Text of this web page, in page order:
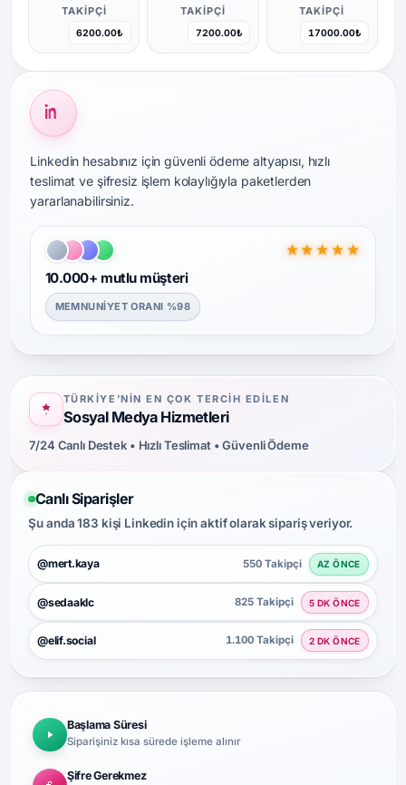
Linkedin hesabınız için güvenli ödeme altyapısı, hızlı
teslimat ve şifresiz işlem kolaylığıyla paketlerden
yararlanabilirsiniz.
★★★★★
10.000+ mutlu müşteri
MEMNUNIYET ORANI %98
TÜRKIYE’NIN EN ÇOK TERCIH EDILEN
Sosyal Medya Hizmetleri
7/24 Canlı Destek • Hızlı Teslimat • Güvenli Ödeme
TAKIPÇI
6200.00₺
TAKIPÇI
7200.00₺
TAKIPÇI
17000.00₺
Canlı Siparişler
Şu anda 183 kişi Linkedin için aktif olarak sipariş veriyor.
@mert.kaya 550 Takipçi AZ ÖNCE
@sedaaklc 825 Takipçi 5 DK ÖNCE
@elif.social 1.100 Takipçi 2 DK ÖNCE
Başlama Süresi
Siparişiniz kısa sürede işleme alınır
Şifre Gerekmez